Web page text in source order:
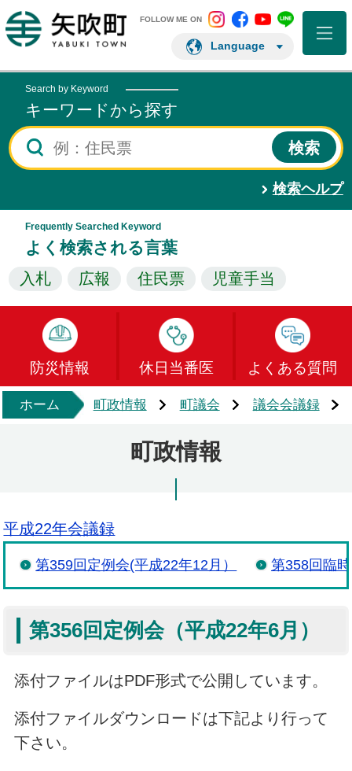
矢吹町ホームページ
FOLLOW ME ON 矢吹町 Instagram
矢吹町矢吹町矢吹町
Language
Search by Keyword
キーワードから探す
検索ヘルプ
Frequently Searched Keyword
よく検索される言葉
入札 広報 住民票 児童手当
防災情報 休日当番医 よくある質問
ホーム 町政情報 町議会 議会会議録
町政情報
平成22年会議録
第359回定例会(平成22年12月） 第358回臨
第356回定例会（平成22年6月）
添付ファイルはPDF形式で公開しています。
添付ファイルダウンロードは下記より行って
下さい。